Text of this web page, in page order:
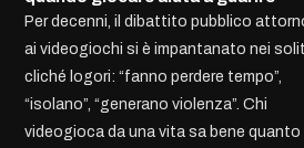
Per decenni, il dibattito pubblico
ai videogiochi si è impantanato nei
cliché logori: “fanno perdere tempo”,
“isolano”, “generano violenza”. Chi
videogioca da una vita sa bene quanto